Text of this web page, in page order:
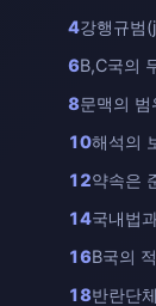
4강행규범
6B,C국의
8문맥의 범
10해석의
12약속은
14국내법
16B국의
18반란단